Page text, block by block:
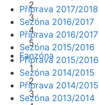
Fanzóna
Příprava 2017/2018
Sezóna 2016/2017
Příprava 2016/2017
Sezóna 2015/2016
Příprava 2015/2016
Sezóna 2014/2015
Příprava 2014/2015
Sezóna 2013/2014